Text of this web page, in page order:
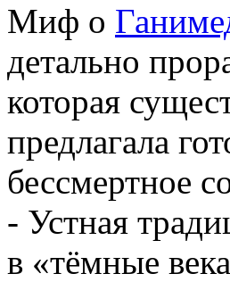
Миф о
детально
которая
предлагала
бессмертное
- Устная
в «тёмные